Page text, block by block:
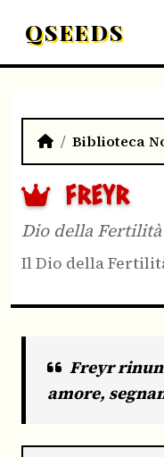
QSEEDS
Biblioteca
FREYR
Dio della Fertilità
Il Dio della
Freyr
amore,